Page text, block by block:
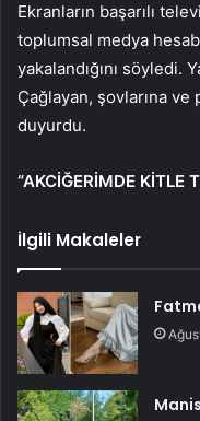
Ekranların başarılı
toplumsal medya
yakalandığını söyledi.
Çağlayan, şovlarına
duyurdu.
“AKCİĞERİMDE KİTLE
İlgili Makaleler